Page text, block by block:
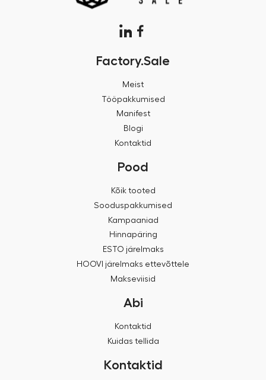
Factory.Sale
Meist
Tööpakkumised
Manifest
Blogi
Kontaktid
Pood
Kõik tooted
Sooduspakkumised
Kampaaniad
Hinnapäring
ESTO järelmaks
HOOVI järelmaks ettevõttele
Makseviisid
Abi
Kontaktid
Kuidas tellida
Kontaktid